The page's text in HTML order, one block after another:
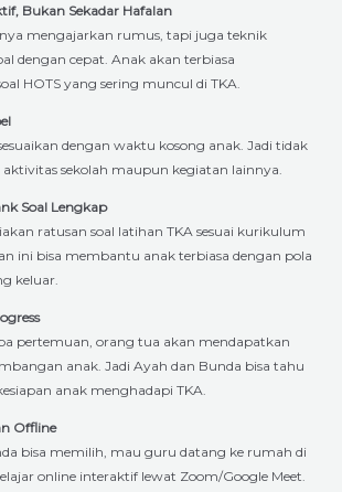
Bukan Sekadar Hafalan
mengajarkan rumus, tapi juga teknik
dengan cepat. Anak akan terbiasa
HOTS yang sering muncul di TKA.
dengan waktu kosong anak. Jadi tidak
sekolah maupun kegiatan lainnya.
Soal Lengkap
ratusan soal latihan TKA sesuai kurikulum
ini bisa membantu anak terbiasa dengan pola
keluar.
pertemuan, orang tua akan mendapatkan
anak. Jadi Ayah dan Bunda bisa tahu
anak menghadapi TKA.
Offline
bisa memilih, mau guru datang ke rumah di
online interaktif lewat Zoom/Google Meet.